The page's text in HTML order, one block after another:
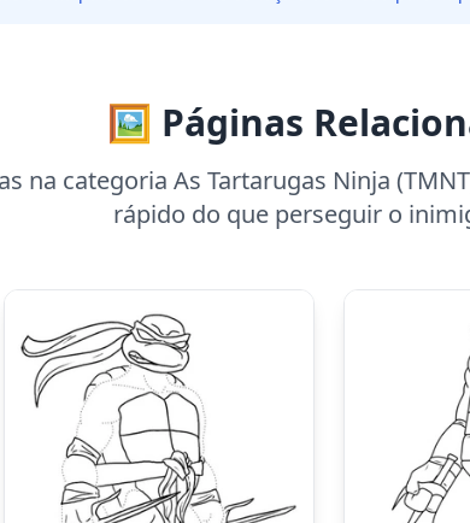
🖼️ Páginas
na categoria As Tartarugas Ninja
rápido do que perseguir o